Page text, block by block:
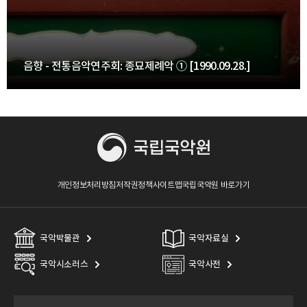
음향 - 전통음악연주회: 종묘제례악 ① [1990.09.28.]
개인정보처리방침저작권정책사이트맵국립국악원 바로가기
국악박물관 국악자료실
국악시소러스 국악사전